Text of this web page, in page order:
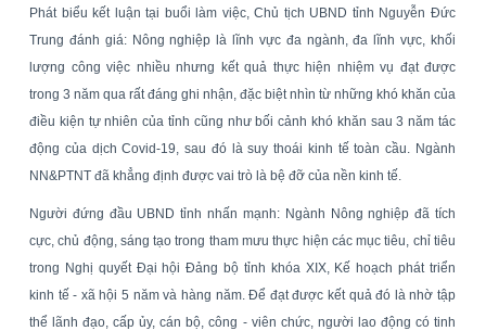
Phát biểu kết luận tại buổi làm việc, Chủ tịch UBND tỉnh Nguyễn Đức
Trung đánh giá: Nông nghiệp là lĩnh vực đa ngành, đa lĩnh vực, khối
lượng công việc nhiều nhưng kết quả thực hiện nhiệm vụ đạt được
trong 3 năm qua rất đáng ghi nhận, đặc biệt nhìn từ những khó khăn của
điều kiện tự nhiên của tỉnh cũng như bối cảnh khó khăn sau 3 năm tác
động của dịch Covid-19, sau đó là suy thoái kinh tế toàn cầu. Ngành
NN&PTNT đã khẳng định được vai trò là bệ đỡ của nền kinh tế.
Người đứng đầu UBND tỉnh nhấn mạnh: Ngành Nông nghiệp đã tích
cực, chủ động, sáng tạo trong tham mưu thực hiện các mục tiêu, chỉ tiêu
trong Nghị quyết Đại hội Đảng bộ tỉnh khóa XIX, Kế hoạch phát triển
kinh tế - xã hội 5 năm và hàng năm. Để đạt được kết quả đó là nhờ tập
thể lãnh đạo, cấp ủy, cán bộ, công - viên chức, người lao động có tinh